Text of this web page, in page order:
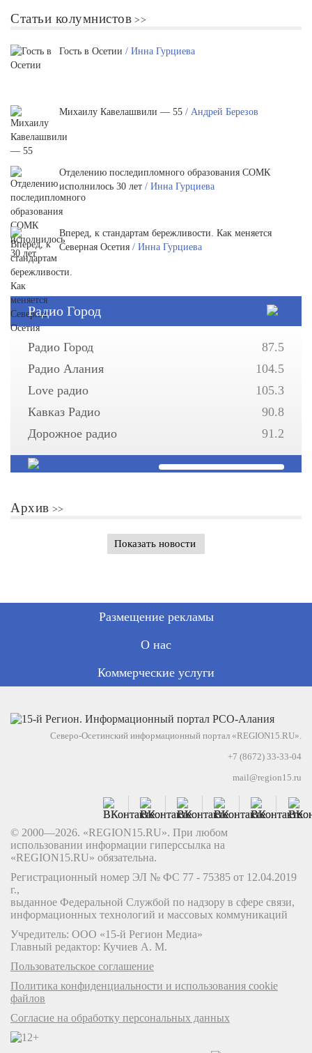
Статьи колумнистов
Гость в Осетии / Инна Гурциева
Михаилу Кавелашвили — 55 / Андрей Березов
Отделению последипломного образования СОМК
исполнилось 30 лет / Инна Гурциева
Вперед, к стандартам бережливости. Как меняется
Северная Осетия / Инна Гурциева
Радио Город
Радио Город
87.5
Радио Алания
104.5
Love радио
105.3
Кавказ Радио
90.8
Дорожное радио
91.2
Архив
Показать новости
Размещение рекламы
О нас
Коммерческие услуги
Северо-Осетинский информационный портал «REGION15.RU».
+7 (8672) 33-33-04
mail@region15.ru
© 2000—2026. «REGION15.RU». При любом
использовании информации гиперссылка на
«REGION15.RU» обязательна.
Регистрационный номер ЭЛ № ФС 77 - 75385 от 12.04.2019
г.,
выданное Федеральной Службой по надзору в сфере связи,
информационных технологий и массовых коммуникаций
Учредитель: ООО «15-й Регион Медиа»
Главный редактор: Кучиев А. М.
Пользовательское соглашение
Политика конфиденциальности и использования cookie
файлов
Согласие на обработку персональных данных